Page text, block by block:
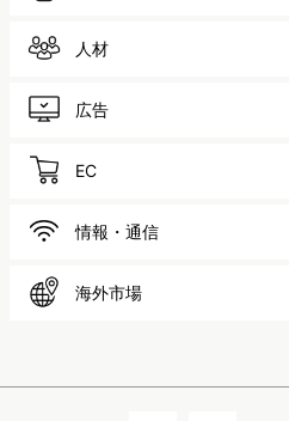
人材
広告
EC
情報・通信
海外市場